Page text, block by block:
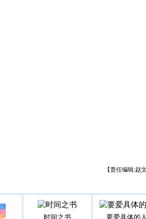
【责任编辑:赵
时间之书 要爱具体的人